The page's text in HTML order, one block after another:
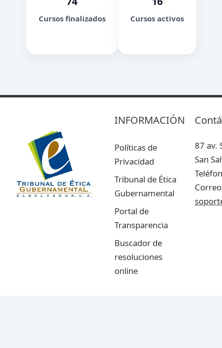
Cursos finalizados Cursos activos
INFORMACIÓN
Políticas de
Privacidad
Tribunal de Ética
Gubernamental
Portal de
Transparencia
Buscador de
resoluciones
online
87 av.
San